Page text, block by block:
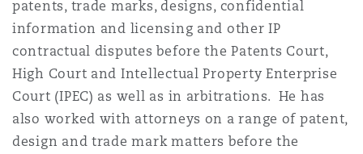
Entretien, réparation et
Droit aérien commercial
Couverture d’assurance
Droit maritime
Jersey
Bulletins
patents, trade marks, designs, confidential
information and licensing and other IP
contractual disputes before the Patents Court,
High Court and Intellectual Property Enterprise
Court (IPEC) as well as in arbitrations. He has
also worked with attorneys on a range of patent,
design and trade mark matters before the